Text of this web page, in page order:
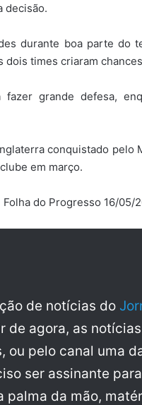
decisão.
durante boa parte do
dois times criaram
fazer grande defesa,
conquistado pelo
em março.
do Progresso 16/05/
de notícias do
de agora, as
ou pelo canal uma
ser assinante
palma da mão,